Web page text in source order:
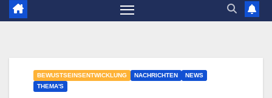
BEWUSTSEINSENTWICKLUNG NACHRICHTEN
NEWS
THEMA'S